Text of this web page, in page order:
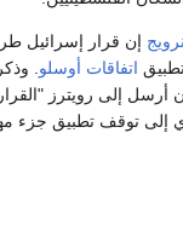
إن قرار إسرائيل
اتفاقات أوسلو.
إلى رويترز
إلى توقف تطبيق جزء